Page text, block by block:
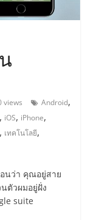
views Android,
, iOS, iPhone,
, เทคโนโลยี,
นว่า คุณอยู่สาย
ตัวผมอยู่ฝั่ง
suite